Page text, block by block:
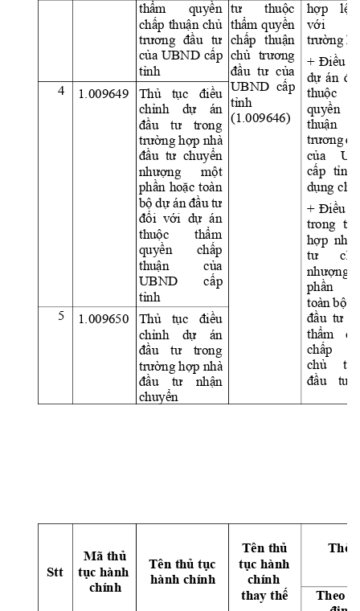
thẩm
quyền
chấp thuận chủ
trương đầu tư
của UBND cấp
tỉnh
tư
thuộc
thẩm quyền
chấp
thuận
chủ trương
đầu tư của
UBND  cấp
tỉnh
(1.009646)
hợp
lệ
với
trường
+ Điều
dự án
thuộc
quyền
thuận
trương
của
cấp tỉnh
dụng
+ Điều
trong
hợp nhà
tư
nhượng
phần
toàn bộ
đầu tư
thẩm
chấp
chủ
đầu
tư
4 1.009649 Thủ tục
điều
chỉnh
dự
án
đầu
tư
trong
trường hợp nhà
đầu  tư  chuyển
nhượng
một
phần hoặc toàn
bộ dự án đầu tư
đối  với
  dự
án
thuộc
thẩm
quyền
chấp
thuận
của
UBND
cấp
tỉnh
5
1.009650 Thủ tục
điều
chỉnh
dự
án
đầu
tư
trong
trường hợp nhà
đầu
tư
nhận
chuyển
Stt
Mã thủ
tục hành
chính
Tên thủ tục
hành chính
Tên thủ
tục hành
chính
thay thế
Thờ
Theo